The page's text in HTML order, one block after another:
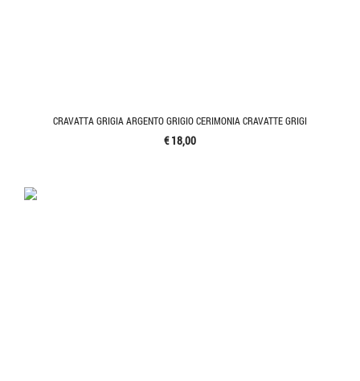
CRAVATTA GRIGIA ARGENTO GRIGIO CERIMONIA CRAVATTE GRIGI
€ 18,00